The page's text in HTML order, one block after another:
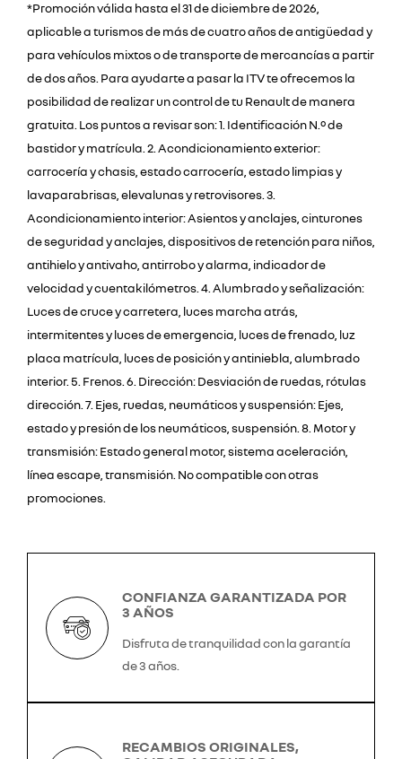
*Promoción válida hasta el 31 de diciembre de 2026,
aplicable a turismos de más de cuatro años de antigüedad y
para vehículos mixtos o de transporte de mercancías a partir
de dos años. Para ayudarte a pasar la ITV te ofrecemos la
posibilidad de realizar un control de tu Renault de manera
gratuita. Los puntos a revisar son: 1. Identificación N.º de
bastidor y matrícula. 2. Acondicionamiento exterior:
carrocería y chasis, estado carrocería, estado limpias y
lavaparabrisas, elevalunas y retrovisores. 3.
Acondicionamiento interior: Asientos y anclajes, cinturones
de seguridad y anclajes, dispositivos de retención para niños,
antihielo y antivaho, antirrobo y alarma, indicador de
velocidad y cuentakilómetros. 4. Alumbrado y señalización:
Luces de cruce y carretera, luces marcha atrás,
intermitentes y luces de emergencia, luces de frenado, luz
placa matrícula, luces de posición y antiniebla, alumbrado
interior. 5. Frenos. 6. Dirección: Desviación de ruedas, rótulas
dirección. 7. Ejes, ruedas, neumáticos y suspensión: Ejes,
estado y presión de los neumáticos, suspensión. 8. Motor y
transmisión: Estado general motor, sistema aceleración,
línea escape, transmisión. No compatible con otras
promociones.
CONFIANZA GARANTIZADA POR
3 AÑOS
Disfruta de tranquilidad con la garantía
de 3 años.
RECAMBIOS ORIGINALES,